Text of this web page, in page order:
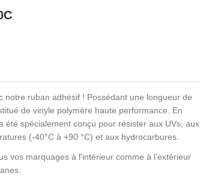
notre ruban adhésif ! Possédant une longueur de
de vinyle polymère haute performance. En
été spécialement conçu pour résister aux UVs, aux
(-40°C à +90 °C) et aux hydrocarbures.
vos marquages à l'intérieur comme à l'extérieur